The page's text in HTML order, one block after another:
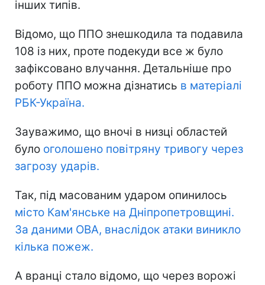
інших типів.
Відомо, що ППО знешкодила та подавила
108 із них, проте подекуди все ж було
зафіксовано влучання. Детальніше про
роботу ППО можна дізнатись в матеріалі
РБК-Україна.
Зауважимо, що вночі в низці областей
було оголошено повітряну тривогу через
загрозу ударів.
Так, під масованим ударом опинилось
місто Кам'янське на Дніпропетровщині.
За даними ОВА, внаслідок атаки виникло
кілька пожеж.
А вранці стало відомо, що через ворожі